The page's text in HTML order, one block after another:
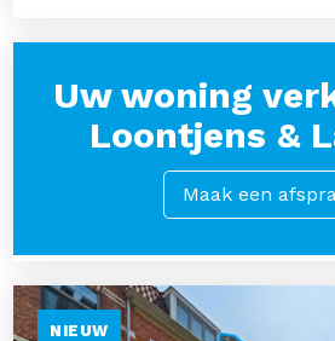
Uw woning
Loontjens &
Maak een
NIEUW